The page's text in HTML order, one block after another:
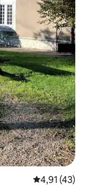
Gemiddelde
4,91 (43)